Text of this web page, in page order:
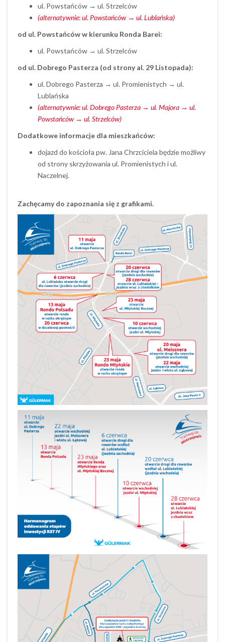
ul. Powstańców → ul. Strzelców
(alternatywnie: ul. Powstańców → ul. Lublańska)
od ul. Powstańców w kierunku Ronda Barei:
ul. Powstańców → ul. Strzelców
od ul. Dobrego Pasterza (od strony al. 29 Listopada):
ul. Dobrego Pasterza → ul. Promienistych → ul.
Lublańska
(alternatywnie: ul. Dobrego Pasterza → ul. Majora → ul.
Powstańców → ul. Strzelców)
Dodatkowe informacje dla mieszkańców:
dojazd do kościoła pw. Jana Chrzciciela będzie możliwy
od strony skrzyżowania ul. Promienistych i ul.
Naczelnej.
Zachęcamy do zapoznania się z grafikami.